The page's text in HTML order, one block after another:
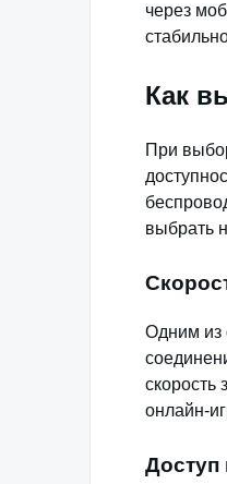
через
Как
При
выбрать
Одним из
скорость
онлайн-
Доступ